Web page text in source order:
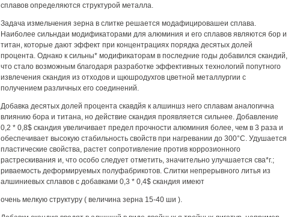
сплавов определяются структурой металла.
Задача измельчения зерна в слитке решается модафицировашеи сплава.
Наиболее сильндаи модификаторами для алюминия и его сплавов являются бор и
титан, которые дают эффект при концентрациях порядка десятых долей
процента. Однако к сильны* модификаторам в последние годы добавился скандий,
что стало возможным благодаря разработке эффективных технологий попутного
извлечения скандия из отходов и щюшродухгов цветной металлургии с
получением различных его соединений.
Добавка десятых долей процента скавдйя к алшиншз него сплавам аналогична
влиянию бора и титана, но действие скандия проявляется сильнее. Добавление
0,2 * 0,8$ скандия увеличивает предел прочности алюминия более, чем в 3 раза и
обеспечивает высокую стабильность свойств при нагревании до 300°С. Удушается
пластические свойства, растет сопротивление против коррозионного
растрескивания и, что особо следует отметить, значительно улучшается сва*г.;
риваемость деформируемых полуфабрикотов. Слитки непрерывного литья из
алшиниевых сплавов с добавками 0,3 * 0,4$ скандия имеют
очень мелкую структуру ( величина зерна 15-40 ши ).